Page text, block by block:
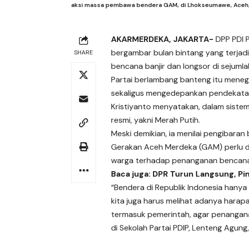
aksi massa pembawa bendera GAM, di Lhokseumawe,
SHARE
AKARMERDEKA, JAKARTA- DPP
bergambar bulan bintang yang
bencana banjir dan longsor di
Partai berlambang banteng itu
sekaligus mengedepankan
Kristiyanto menyatakan, dalam
resmi, yakni Merah Putih.
Meski demikian, ia menilai
Gerakan Aceh Merdeka (GAM)
warga terhadap penanganan
Baca juga: DPR Turun Langsung,
“Bendera di Republik Indonesia
kita juga harus melihat adanya
termasuk pemerintah, agar
di Sekolah Partai PDIP, Lenteng